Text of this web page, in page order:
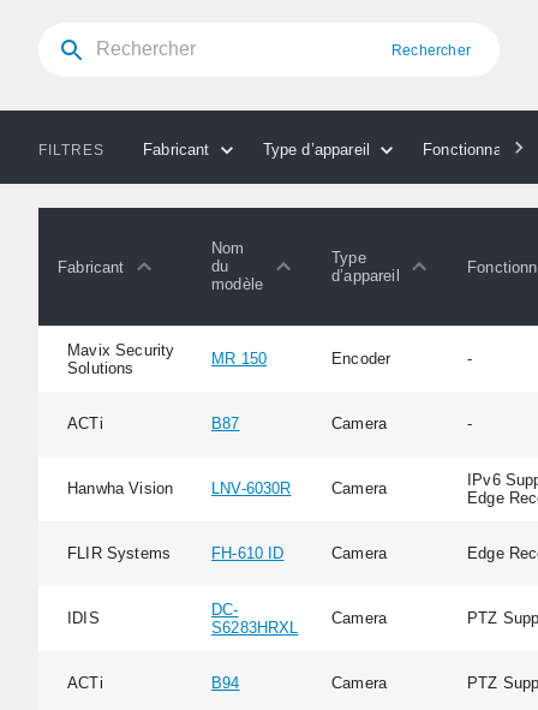
Rechercher
FILTRES Fabricant Type d’appareil Fonctionnalités
Fabricant
Nom
du
modèle
Type
d’appareil
Mavix Security
Solutions
MR 150 Encoder -
ACTi B87 Camera -
Hanwha Vision LNV-6030R Camera
IPv6
Edge
FLIR Systems FH-610 ID Camera Edge
IDIS
DC-
S6283HRXL
Camera PTZ
ACTi B94 Camera PTZ